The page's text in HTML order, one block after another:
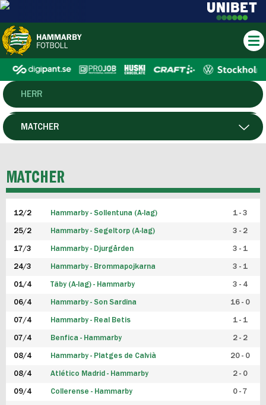
HERR
DAM
P19
F19
FUTSAL HERR
FUTSAL DAM
MATCHER
MATCHER
12/2 Hammarby - Sollentuna (A-lag) 1 - 3
25/2 Hammarby - Segeltorp (A-lag) 3 - 2
17/3 Hammarby - Djurgården 3 - 1
24/3 Hammarby - Brommapojkarna 3 - 1
01/4 Täby (A-lag) - Hammarby 3 - 4
06/4 Hammarby - Son Sardina 16 - 0
07/4 Hammarby - Real Betis 1 - 1
07/4 Benfica - Hammarby 2 - 2
08/4 Hammarby - Platges de Calvià 20 - 0
08/4 Atlético Madrid - Hammarby 2 - 0
09/4 Collerense - Hammarby 0 - 7